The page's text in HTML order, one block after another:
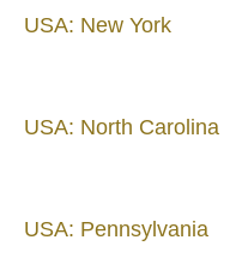
USA: New York
USA: North Carolina
USA: Pennsylvania